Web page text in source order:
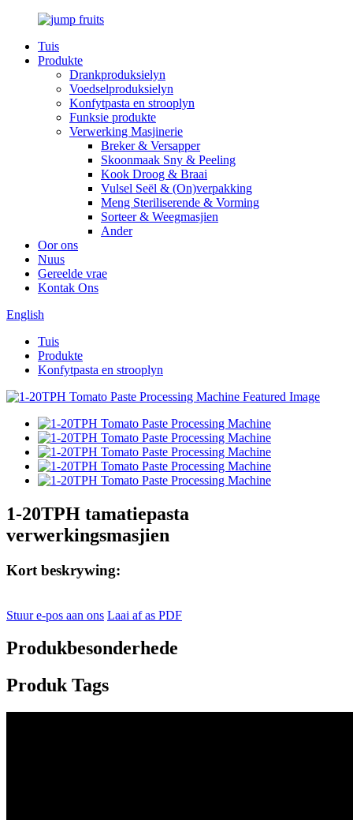
Tuis
Produkte
Drankproduksielyn
Voedselproduksielyn
Konfytpasta en strooplyn
Funksie produkte
Verwerking Masjinerie
Breker & Versapper
Skoonmaak Sny & Peeling
Kook Droog & Braai
Vulsel Seël & (On)verpakking
Meng Steriliserende & Vorming
Sorteer & Weegmasjien
Ander
Oor ons
Nuus
Gereelde vrae
Kontak Ons
English
Tuis
Produkte
Konfytpasta en strooplyn
1-20TPH tamatiepasta
verwerkingsmasjien
Kort beskrywing:
Stuur e-pos aan ons Laai af as PDF
Produkbesonderhede
Produk Tags